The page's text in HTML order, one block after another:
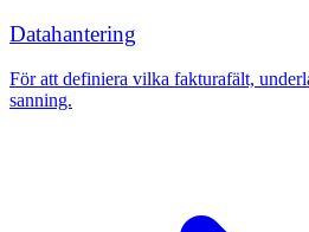
Datahantering
För att definiera vilka fakturafält,
sanning.